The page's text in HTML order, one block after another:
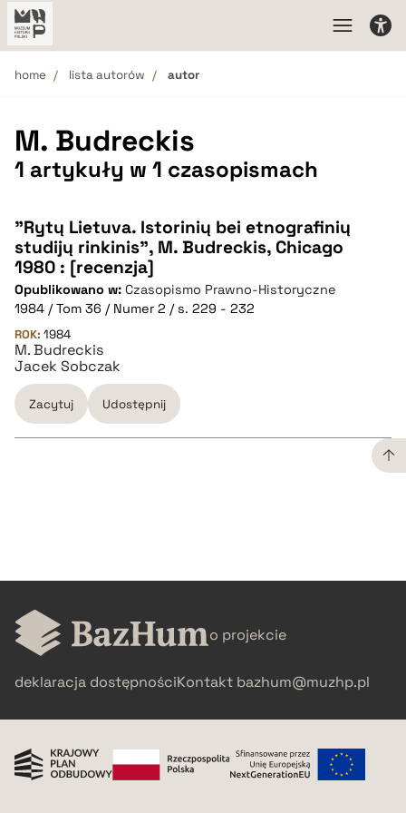
home lista autorów autor
M. Budreckis
1 artykuły w 1 czasopismach
"Rytų Lietuva. Istorinių bei etnografinių
studijų rinkinis", M. Budreckis, Chicago
1980 : [recenzja]
Opublikowano w: Czasopismo Prawno-Historyczne
1984 / Tom 36 / Numer 2 / s. 229 - 232
ROK: 1984
M. Budreckis
Jacek Sobczak
Zacytuj Udostępnij
pobierz cytat
o projekcie
deklaracja dostępnościKontakt bazhum@muzhp.pl